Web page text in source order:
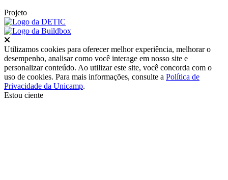
Projeto
Utilizamos cookies para oferecer melhor experiência, melhorar o
desempenho, analisar como você interage em nosso site e
personalizar conteúdo. Ao utilizar este site, você concorda com o
uso de cookies. Para mais informações, consulte a Política de
Privacidade da Unicamp.
Estou ciente